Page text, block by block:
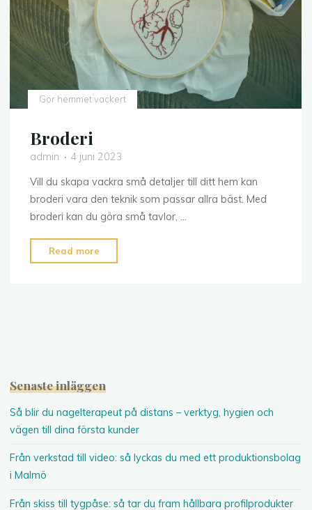
Gör hemmet vackert
Broderi
admin
4 juni 2023
Vill du skapa vackra små detaljer till ditt hem kan
broderi vara den teknik som passar allra bäst. Med
broderi kan du göra små tavlor, …
Read more
Senaste inläggen
Så blir du nagelterapeut på distans – verktyg, hygien och
vägen till dina första kunder
Från verkstad till video: så lyckas du med ett produktionsbolag
i Malmö
Från skiss till tygpåse: så tar du fram hållbara profilprodukter